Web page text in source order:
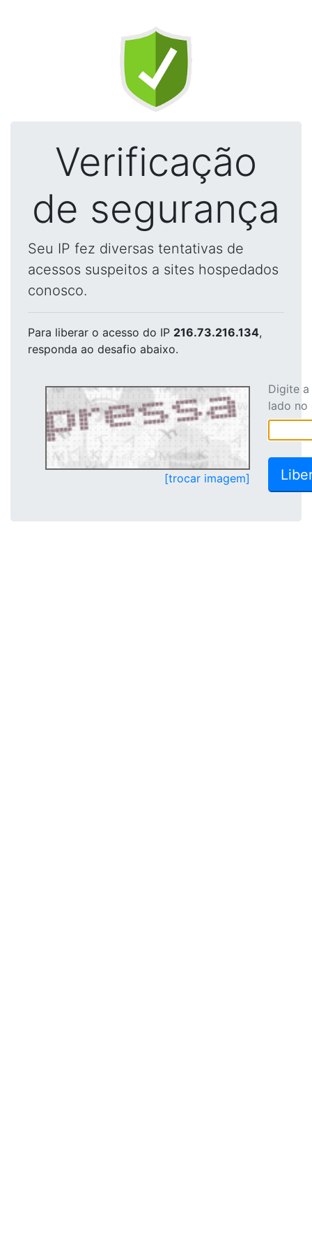
Verificação
de segurança
Seu IP fez diversas tentativas de
acessos suspeitos a sites hospedados
conosco.
Para liberar o acesso do IP 216.73.216.134,
responda ao desafio abaixo.
[trocar imagem]
Digite
lado no